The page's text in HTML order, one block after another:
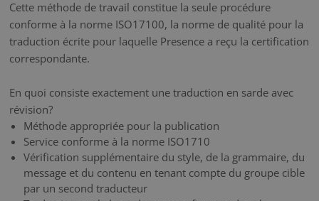
Cette méthode de travail constitue la seule procédure
conforme à la norme ISO17100, la norme de qualité pour la
traduction écrite pour laquelle Presence a reçu la certification
correspondante.
En quoi consiste exactement une traduction en sarde avec
révision?
Méthode appropriée pour la publication
Service conforme à la norme ISO1710
Vérification supplémentaire du style, de la grammaire, du
message et du contenu en tenant compte du groupe cible
par un second traducteur